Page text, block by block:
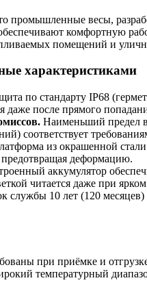
весы,
комфортную
помещений и
характеристиками
по стандарту IP68
даже после прямого
Наименьший предел
соответствует
из окрашенной
деформацию.
аккумулятор
читается даже при
службы 10 лет (120 месяцев)
при приёмке и
температурный